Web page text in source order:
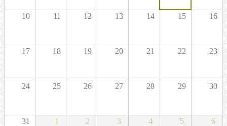
10 11 12 13 14 15 16
17 18 19 20 21 22 23
24 25 26 27 28 29 30
31 1 2 3 4 5 6